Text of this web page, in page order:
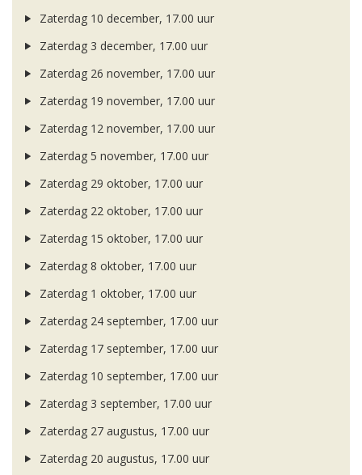
Zaterdag 10 december, 17.00 uur
Zaterdag 3 december, 17.00 uur
Zaterdag 26 november, 17.00 uur
Zaterdag 19 november, 17.00 uur
Zaterdag 12 november, 17.00 uur
Zaterdag 5 november, 17.00 uur
Zaterdag 29 oktober, 17.00 uur
Zaterdag 22 oktober, 17.00 uur
Zaterdag 15 oktober, 17.00 uur
Zaterdag 8 oktober, 17.00 uur
Zaterdag 1 oktober, 17.00 uur
Zaterdag 24 september, 17.00 uur
Zaterdag 17 september, 17.00 uur
Zaterdag 10 september, 17.00 uur
Zaterdag 3 september, 17.00 uur
Zaterdag 27 augustus, 17.00 uur
Zaterdag 20 augustus, 17.00 uur